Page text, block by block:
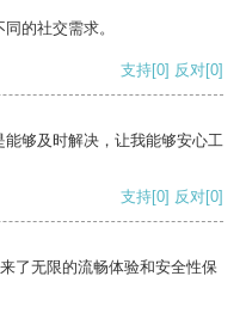
的社交需求。
支持[0] 反对[0]
够及时解决，让我能够安心工
支持[0] 反对[0]
了无限的流畅体验和安全性保